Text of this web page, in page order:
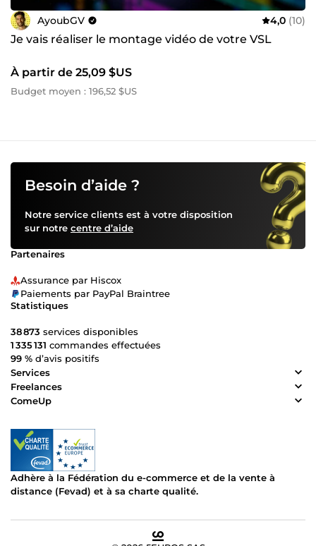
AyoubGV 4,0 (10)
Je vais réaliser le montage vidéo de votre VSL
À partir de 25,09 $US
Budget moyen : 196,52 $US
Besoin d’aide ?
Notre service clients est à votre disposition
sur notre centre d’aide
Partenaires
Assurance par Hiscox
Paiements par PayPal Braintree
Statistiques
38 873 services disponibles
1 335 131 commandes effectuées
99 % d’avis positifs
Services
Freelances
ComeUp
Adhère à la Fédération du e-commerce et de la vente à
distance (Fevad) et à sa charte qualité.